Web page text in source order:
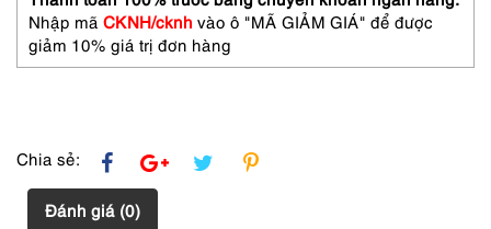
số
lượng
Nhập mã CKNH/cknh vào ô "MÃ GIẢM GIÁ" để được
giảm 10% giá trị đơn hàng
Chia sẻ:
Đánh giá (0)